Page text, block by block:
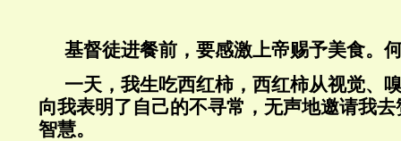
基督徒进餐前，要感激上帝赐予美食。
一天，我生吃西红柿，西红柿从视觉、
向我表明了自己的不寻常，无声地邀请我
智慧。